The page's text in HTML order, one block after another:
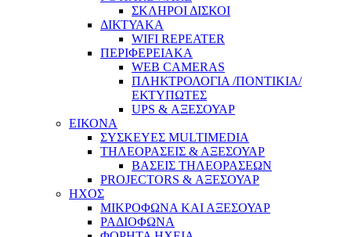
ΣΚΛΗΡΟΙ ΔΙΣΚΟΙ
ΔΙΚΤΥΑΚΑ
WIFI REPEATER
ΠΕΡΙΦΕΡΕΙΑΚΑ
WEB CAMERAS
ΠΛΗΚΤΡΟΛΟΓΙΑ /ΠΟΝΤΙΚΙΑ/
ΕΚΤΥΠΩΤΕΣ
UPS & ΑΞΕΣΟΥΑΡ
ΕΙΚΟΝΑ
ΣΥΣΚΕΥΕΣ MULTIMEDIA
ΤΗΛΕΟΡΑΣΕΙΣ & ΑΞΕΣΟΥΑΡ
ΒΑΣΕΙΣ ΤΗΛΕΟΡΑΣΕΩΝ
PROJECTORS & ΑΞΕΣΟΥΑΡ
ΗΧΟΣ
ΜΙΚΡΟΦΩΝΑ ΚΑΙ ΑΞΕΣΟΥΑΡ
ΡΑΔΙΟΦΩΝΑ